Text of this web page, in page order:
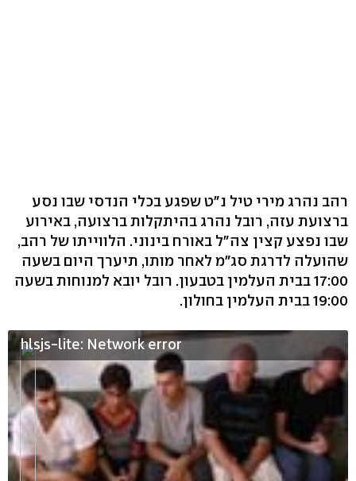
רהב נהרג מירי טיל נ"ט שפגע בכלי הנדסי שבו נסע
ברצועת עזה, רובל נהרג בהיתקלות ברצועה, באירוע
שבו נפצע קצין צה"ל באורח בינוני. הלווייתו של רהב,
שהועלה לדרגת סג"מ לאחר מותו, תיערך היום בשעה
17:00 בבית העלמין בטבעון. רובל יובא למנוחות בשעה
19:00 בבית העלמין בחולון.
hlsjs-lite: Network error